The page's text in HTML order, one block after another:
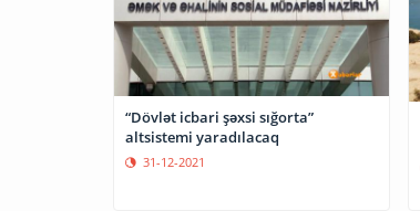
“Dövlət icbari şəxsi sığorta”
altsistemi yaradılacaq
31-12-2021